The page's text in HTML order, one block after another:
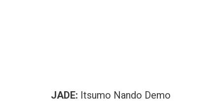
JADE: Itsumo Nando Demo